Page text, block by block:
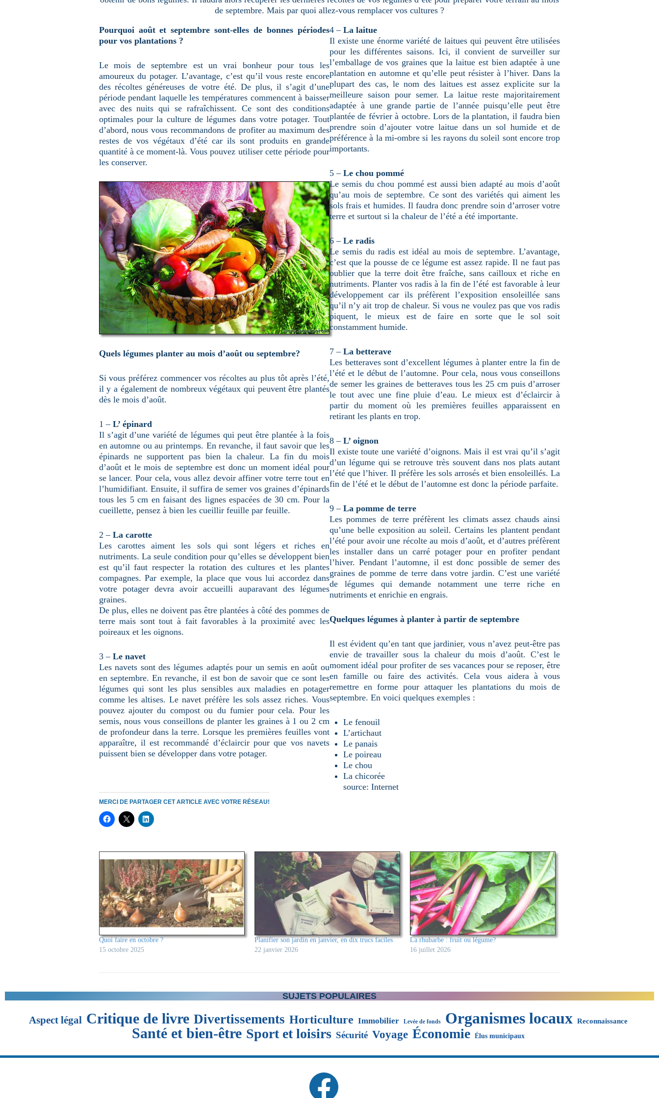
de septembre. Mais par quoi allez-vous remplacer vos cultures ?
Pourquoi août et septembre sont-elles de bonnes périodes
pour vos plantations ?
Le mois de septembre est un vrai bonheur pour tous les
amoureux du potager. L’avantage, c’est qu’il vous reste encore
des récoltes généreuses de votre été. De plus, il s’agit d’une
période pendant laquelle les températures commencent à baisser
avec des nuits qui se rafraîchissent. Ce sont des conditions
optimales pour la culture de légumes dans votre potager. Tout
d’abord, nous vous recommandons de profiter au maximum des
restes de vos végétaux d’été car ils sont produits en grande
quantité à ce moment-là. Vous pouvez utiliser cette période pour
les conserver.
Quels légumes planter au mois d’août ou septembre?
Si vous préférez commencer vos récoltes au plus tôt après l’été,
il y a également de nombreux végétaux qui peuvent être plantés
dès le mois d’août.
1 – L’ épinard
Il s’agit d’une variété de légumes qui peut être plantée à la fois
en automne ou au printemps. En revanche, il faut savoir que les
épinards ne supportent pas bien la chaleur. La fin du mois
d’août et le mois de septembre est donc un moment idéal pour
se lancer. Pour cela, vous allez devoir affiner votre terre tout en
l’humidifiant. Ensuite, il suffira de semer vos graines d’épinards
tous les 5 cm en faisant des lignes espacées de 30 cm. Pour la
cueillette, pensez à bien les cueillir feuille par feuille.
2 – La carotte
Les carottes aiment les sols qui sont légers et riches en
nutriments. La seule condition pour qu’elles se développent bien
est qu’il faut respecter la rotation des cultures et les plantes
compagnes. Par exemple, la place que vous lui accordez dans
votre potager devra avoir accueilli auparavant des légumes
graines.
De plus, elles ne doivent pas être plantées à côté des pommes de
terre mais sont tout à fait favorables à la proximité avec les
poireaux et les oignons.
3 – Le navet
Les navets sont des légumes adaptés pour un semis en août ou
en septembre. En revanche, il est bon de savoir que ce sont les
légumes qui sont les plus sensibles aux maladies en potager
comme les altises. Le navet préfère les sols assez riches. Vous
pouvez ajouter du compost ou du fumier pour cela. Pour les
semis, nous vous conseillons de planter les graines à 1 ou 2 cm
de profondeur dans la terre. Lorsque les premières feuilles vont
apparaître, il est recommandé d’éclaircir pour que vos navets
puissent bien se développer dans votre potager.
4 – La laitue
Il existe une énorme variété de laitues qui peuvent être utilisées
pour les différentes saisons. Ici, il convient de surveiller sur
l’emballage de vos graines que la laitue est bien adaptée à une
plantation en automne et qu’elle peut résister à l’hiver. Dans la
plupart des cas, le nom des laitues est assez explicite sur la
meilleure saison pour semer. La laitue reste majoritairement
adaptée à une grande partie de l’année puisqu’elle peut être
plantée de février à octobre. Lors de la plantation, il faudra bien
prendre soin d’ajouter votre laitue dans un sol humide et de
préférence à la mi-ombre si les rayons du soleil sont encore trop
importants.
5 – Le chou pommé
Le semis du chou pommé est aussi bien adapté au mois d’août
qu’au mois de septembre. Ce sont des variétés qui aiment les
sols frais et humides. Il faudra donc prendre soin d’arroser votre
terre et surtout si la chaleur de l’été a été importante.
6 – Le radis
Le semis du radis est idéal au mois de septembre. L’avantage,
c’est que la pousse de ce légume est assez rapide. Il ne faut pas
oublier que la terre doit être fraîche, sans cailloux et riche en
nutriments. Planter vos radis à la fin de l’été est favorable à leur
développement car ils préfèrent l’exposition ensoleillée sans
qu’il n’y ait trop de chaleur. Si vous ne voulez pas que vos radis
piquent, le mieux est de faire en sorte que le sol soit
constamment humide.
7 – La betterave
Les betteraves sont d’excellent légumes à planter entre la fin de
l’été et le début de l’automne. Pour cela, nous vous conseillons
de semer les graines de betteraves tous les 25 cm puis d’arroser
le tout avec une fine pluie d’eau. Le mieux est d’éclaircir à
partir du moment où les premières feuilles apparaissent en
retirant les plants en trop.
8 – L’ oignon
Il existe toute une variété d’oignons. Mais il est vrai qu’il s’agit
d’un légume qui se retrouve très souvent dans nos plats autant
l’été que l’hiver. Il préfère les sols arrosés et bien ensoleillés. La
fin de l’été et le début de l’automne est donc la période parfaite.
9 – La pomme de terre
Les pommes de terre préfèrent les climats assez chauds ainsi
qu’une belle exposition au soleil. Certains les plantent pendant
l’été pour avoir une récolte au mois d’août, et d’autres préfèrent
les installer dans un carré potager pour en profiter pendant
l’hiver. Pendant l’automne, il est donc possible de semer des
graines de pomme de terre dans votre jardin. C’est une variété
de légumes qui demande notamment une terre riche en
nutriments et enrichie en engrais.
Quelques légumes à planter à partir de septembre
Il est évident qu’en tant que jardinier, vous n’avez peut-être pas
envie de travailler sous la chaleur du mois d’août. C’est le
moment idéal pour profiter de ses vacances pour se reposer, être
en famille ou faire des activités. Cela vous aidera à vous
remettre en forme pour attaquer les plantations du mois de
septembre. En voici quelques exemples :
Le fenouil
L’artichaut
Le panais
Le poireau
Le chou
La chicorée
source: Internet
MERCI DE PARTAGER CET ARTICLE AVEC VOTRE RÉSEAU!
Quoi faire en octobre ?
15 octobre 2025
Planifier son jardin en janvier, en dix trucs faciles
22 janvier 2026
La rhubarbe : fruit ou légume?
16 juillet 2026
SUJETS POPULAIRES
Aspect légal Critique de livre Divertissements Horticulture Immobilier Levée de fonds Organismes locaux Reconnaissance
Santé et bien-être Sport et loisirs Sécurité Voyage Économie Élus municipaux